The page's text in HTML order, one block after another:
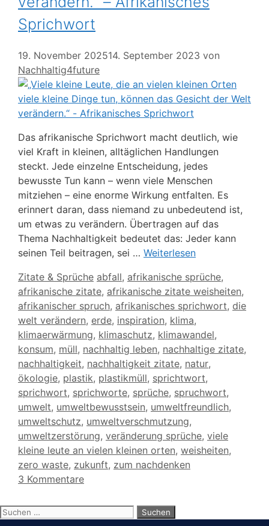
Sprichwort
19. November 202514. September 2023 von
Nachhaltig4future
Das afrikanische Sprichwort macht deutlich, wie
viel Kraft in kleinen, alltäglichen Handlungen
steckt. Jede einzelne Entscheidung, jedes
bewusste Tun kann – wenn viele Menschen
mitziehen – eine enorme Wirkung entfalten. Es
erinnert daran, dass niemand zu unbedeutend ist,
um etwas zu verändern. Übertragen auf das
Thema Nachhaltigkeit bedeutet das: Jeder kann
seinen Teil beitragen, sei … Weiterlesen
Kategorien
Zitate & Sprüche Schlagwörter
abfall, afrikanische sprüche,
afrikanische zitate, afrikanische zitate weisheiten,
afrikanischer spruch, afrikanisches sprichwort, die
welt verändern, erde, inspiration, klima,
klimaerwärmung, klimaschutz, klimawandel,
konsum, müll, nachhaltig leben, nachhaltige zitate,
nachhaltigkeit, nachhaltigkeit zitate, natur,
ökologie, plastik, plastikmüll, sprichtwort,
sprichwort, sprichworte, sprüche, spruchwort,
umwelt, umweltbewusstsein, umweltfreundlich,
umweltschutz, umweltverschmutzung,
umweltzerstörung, veränderung sprüche, viele
kleine leute an vielen kleinen orten, weisheiten,
zero waste, zukunft, zum nachdenken
3 Kommentare
Suchen